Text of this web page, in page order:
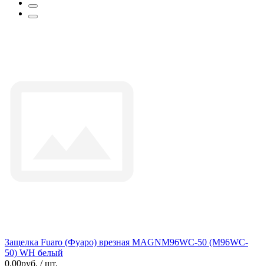
Защелка Fuaro (Фуаро) врезная MAGNM96WC-50 (M96WC-
50) WH белый
0.00руб. / шт.